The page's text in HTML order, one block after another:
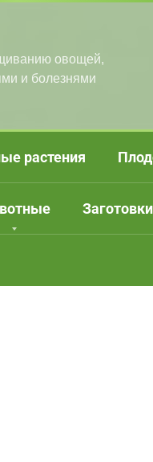
овощей,
и болезнями
растения